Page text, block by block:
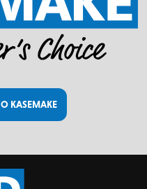
KASEMAKE